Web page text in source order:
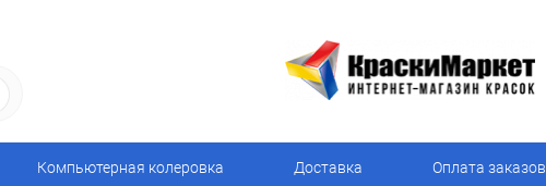
Компьютерная колеровка Доставка Оплата заказов